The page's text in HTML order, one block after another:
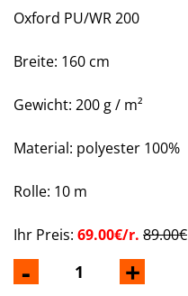
Oxford PU/WR 200
Breite: 160 cm
Gewicht: 200 g / m²
Material: polyester 100%
Rolle: 10 m
- +
Ihr Preis: 69.00€/r. 89.00€